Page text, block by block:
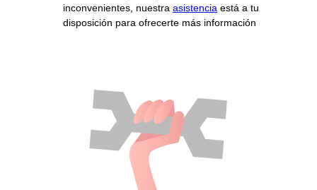
inconvenientes, nuestra asistencia está a tu
disposición para ofrecerte más información